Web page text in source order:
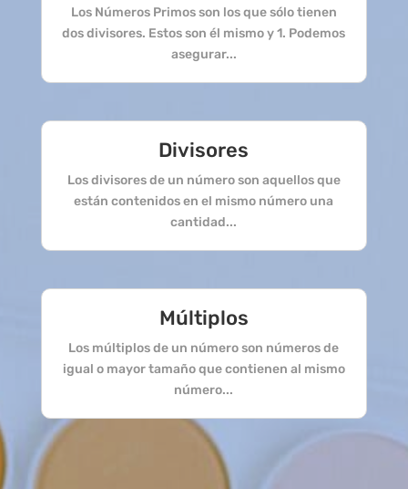
Los Números Primos son los que sólo tienen
dos divisores. Estos son él mismo y 1. Podemos
asegurar...
Divisores
Los divisores de un número son aquellos que
están contenidos en el mismo número una
cantidad...
Múltiplos
Los múltiplos de un número son números de
igual o mayor tamaño que contienen al mismo
número...